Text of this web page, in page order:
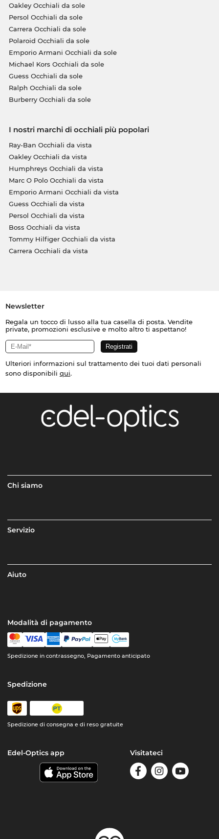
Oakley Occhiali da sole
Persol Occhiali da sole
Carrera Occhiali da sole
Polaroid Occhiali da sole
Emporio Armani Occhiali da sole
Michael Kors Occhiali da sole
Guess Occhiali da sole
Ralph Occhiali da sole
Burberry Occhiali da sole
I nostri marchi di occhiali più popolari
Ray-Ban Occhiali da vista
Oakley Occhiali da vista
Humphreys Occhiali da vista
Marc O Polo Occhiali da vista
Emporio Armani Occhiali da vista
Guess Occhiali da vista
Persol Occhiali da vista
Boss Occhiali da vista
Tommy Hilfiger Occhiali da vista
Carrera Occhiali da vista
Newsletter
Regala un tocco di lusso alla tua casella di posta. Vendite
private, promozioni esclusive e molto altro ti aspettano!
Ulteriori informazioni sul trattamento dei tuoi dati personali
sono disponibili qui.
Chi siamo
Servizio
Aiuto
Modalità di pagamento
Spedizione in contrassegno, Pagamento anticipato
Spedizione
Spedizione di consegna e di reso gratuite
Edel-Optics app Visitateci